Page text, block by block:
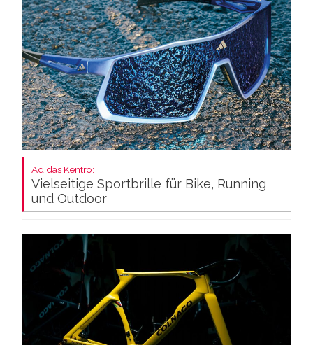
Adidas Kentro:
Vielseitige Sportbrille für Bike, Running
und Outdoor